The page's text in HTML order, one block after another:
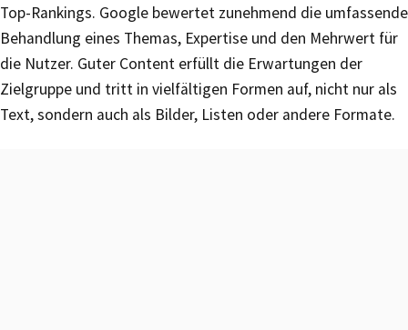
Top-Rankings. Google bewertet zunehmend die umfassende
Behandlung eines Themas, Expertise und den Mehrwert für
die Nutzer. Guter Content erfüllt die Erwartungen der
Zielgruppe und tritt in vielfältigen Formen auf, nicht nur als
Text, sondern auch als Bilder, Listen oder andere Formate.